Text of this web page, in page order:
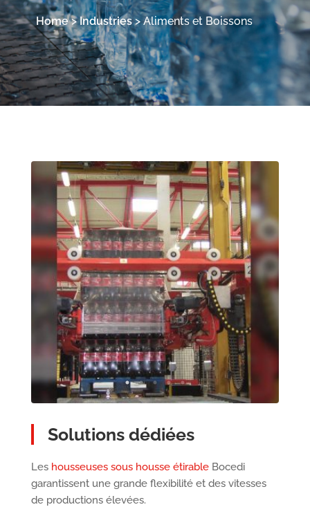
Home>Industries>Aliments et Boissons
Solutions dédiées
Les housseuses sous housse étirableBocedi
garantissent une grande flexibilité et des vitesses
de productions élevées.